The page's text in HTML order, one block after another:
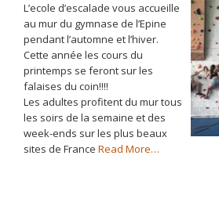
L’ecole d’escalade vous accueille
au mur du gymnase de l’Epine
pendant l’automne et l’hiver.
Cette année les cours du
printemps se feront sur les
falaises du coin!!!!
Les adultes profitent du mur tous
les soirs de la semaine et des
week-ends sur les plus beaux
sites de France Read More…